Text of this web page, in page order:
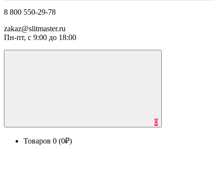
8 800 550-29-78
zakaz@slitmaster.ru
Пн-пт, с 9:00 до 18:00
0
Товаров 0 (0₽)